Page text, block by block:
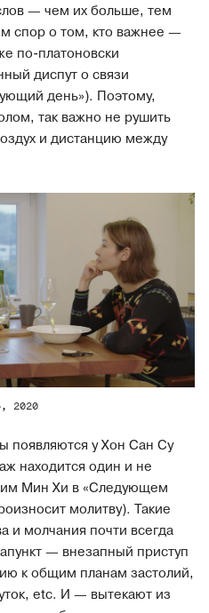
— чем их больше, тем
спор о том, кто важнее —
по-платоновски
диспут о связи
день»). Поэтому,
так важно не рушить
и дистанцию между
2020
появляются у Хон Сан Су
находится один и не
Мин Хи в «Следующем
молитву). Такие
и молчания почти всегда
— внезапный приступ
к общим планам застолий,
etc. И — вытекают из